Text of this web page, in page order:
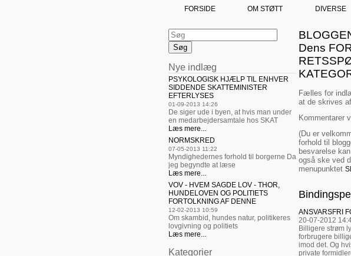
FORSIDE OM STØTT DIVERSE
Nye indlæg
PSYKOLOGISK HJÆLP TIL ENHVER
SIDDENDE SKATTEMINISTER
EFTERLYSES
01-09-2013 14:26
De siger ude i byen, at hvis man under
en medarbejdersamtale hos SKAT
Læs mere...
NORMSKRED
07-05-2013 11:22
Myndighedernes forhold til borgerne Da
jeg begyndte at læse
Læs mere...
VOV - HVEM SAGDE LOV - THOR,
HUNDELOVEN OG POLITIETS
FORTOLKNING AF DENNE
12-02-2013 10:59
Om skambid, hundes natur, politikeres
lovgivning og politiets
Læs mere...
Kategorier
Dens
Fælles for
at de skrives
Kommentarer
(Du er
forhold til
besvarelse
også ske ved
menupunktet
ANSVARSFRI
20-07-2012
Billigere strøm
forbrugere
imod det. Og
private